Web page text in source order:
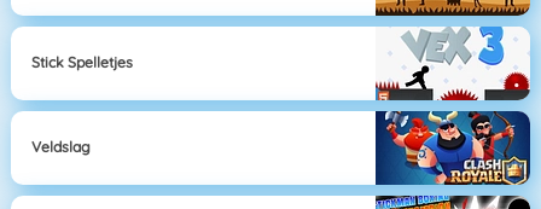
Stick Spelletjes
Veldslag